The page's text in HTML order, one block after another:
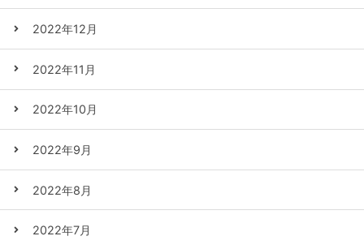
2022年12月
2022年11月
2022年10月
2022年9月
2022年8月
2022年7月